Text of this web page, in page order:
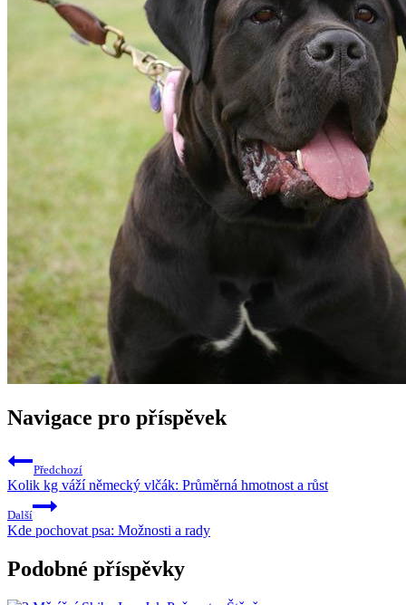
Navigace pro příspěvek
Předchozí
Kolik kg váží německý vlčák: Průměrná hmotnost a růst
Další
Kde pochovat psa: Možnosti a rady
Podobné příspěvky